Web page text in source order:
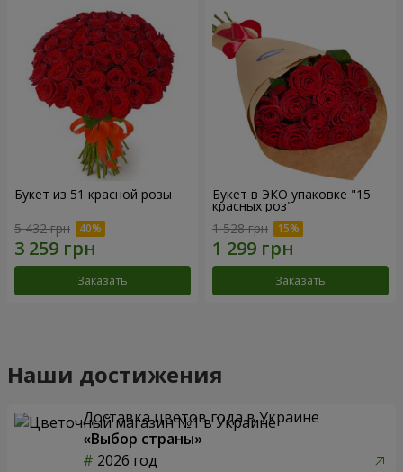
Букет из 51 красной розы
5 432 грн
Заказать
Букет в ЭКО упаковке "15
красных роз"
1 528 грн
Заказать
Наши достижения
Доставка цветов года в Украине
«Выбор страны»
2026 год